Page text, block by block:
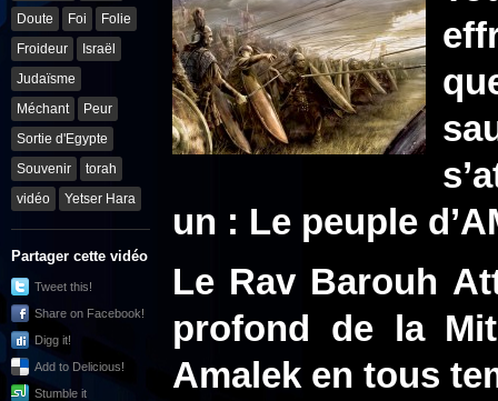
Doute
Foi
Folie
Froideur
Israël
Judaïsme
Méchant
Peur
Sortie d'Egypte
Souvenir
torah
vidéo
Yetser Hara
Partager cette vidéo
Tweet this!
Share on Facebook!
Digg it!
Add to Delicious!
Stumble it
un : Le peuple
Le Rav Barouh
profond de la
Amalek en tous